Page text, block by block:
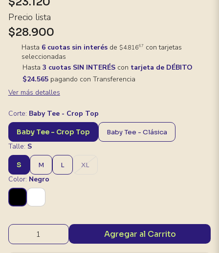
Precio lista
$28.900
Hasta 6 cuotas sin interésde $4.81667 con tarjetas
seleccionadas
Hasta 3 cuotas SIN INTERÉScon tarjeta de DÉBITO
$24.565pagando con Transferencia
Ver más detalles
Corte: Baby Tee - Crop Top
Baby Tee - Crop Top Baby Tee - Clásica
Talle: S
S M L XL
Color: Negro
Agregar al Carrito